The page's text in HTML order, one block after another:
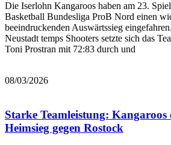
Die Iserlohn Kangaroos haben am 23.
Basketball Bundesliga ProB Nord einen
beeindruckenden Auswärtssieg
Neustadt temps Shooters setzte sich das
Toni Prostran mit 72:83 durch und
08/03/2026
Starke Teamleistung:
Heimsieg gegen Rostock